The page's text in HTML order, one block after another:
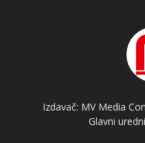
Izdavač: MV Media
Glavni